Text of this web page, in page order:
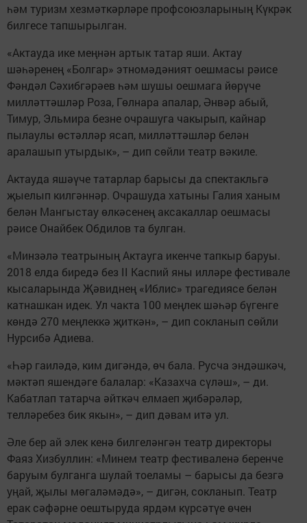
һәм туризм хезмәткәрләре профсоюзларының Күкрәк
билгесе тапшырылган.
«Актауда ике меңнән артык татар яши. Актау
шәһәренең «Болгар» этномәдәният оешмасы рәисе
Фәндәл Сәхибгәрәев һәм шушы оешмага йөрүче
милләттәшләр Роза, Гөлнара апалар, Әнвәр абый,
Тимур, Эльмира безне очрашуга чакырып, кайнар
пылаулы өстәлләр ясап, милләттәшләр белән
аралашып утырдык», – дип сөйли театр вәкиле.
Актауда яшәүче татарлар барысы да спектакльгә
җыелып килгәннәр. Очрашуда хатыны Галия ханым
белән Мангыстау өлкәсенең аксакаллар оешмасы
рәисе Онайбек Обдилов та булган.
«Минзәлә театрының Актауга икенче тапкыр баруы.
2018 елда биредә без II Каспий яны илләре фестивале
кысаларында Җәвиднең «Иблис» трагедиясе белән
катнашкан идек. Ул чакта 100 меңлек шәһәр бүгенге
көндә 270 меңлеккә җиткән», – дип сокланып сөйли
Нурсибә Адиева.
«Һәр гаиләдә, ким дигәндә, өч бала. Русча эндәшкәч,
мәктәп яшендәге балалар: «Казахча сүләш», – ди.
Кабатлап татарча әйткәч елмаеп җибәрәләр,
телләребез бик якын», – дип дәвам итә ул.
Әле бер ай элек кенә билгеләнгән театр директоры
Фаяз Хизбуллин: «Минем театр фестиваленә беренче
баруым булганга шулай тоеламы – барысы да безгә
уңай, җылы мөгаләмәдә», – дигән, сокланып. Театр
ерак сәфәрне оештыруда ярдәм күрсәтүе өчен